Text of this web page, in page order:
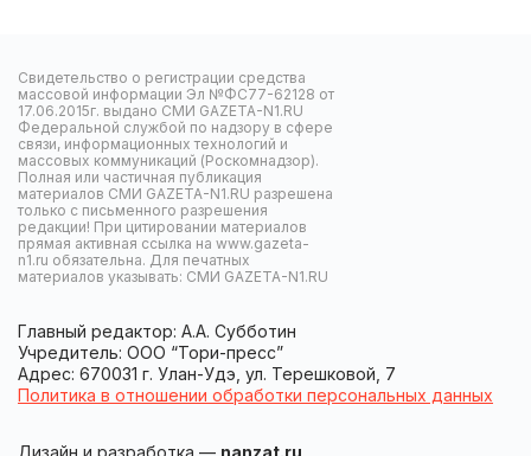
Свидетельство о регистрации средства
массовой информации Эл №ФС77-62128 от
17.06.2015г. выдано СМИ GAZETA-N1.RU
Федеральной службой по надзору в сфере
связи, информационных технологий и
массовых коммуникаций (Роскомнадзор).
Полная или частичная публикация
материалов СМИ GAZETA-N1.RU разрешена
только с письменного разрешения
редакции! При цитировании материалов
прямая активная ссылка на www.gazeta-
n1.ru обязательна. Для печатных
материалов указывать: СМИ GAZETA-N1.RU
Главный редактор: А.А. Субботин
Учредитель: ООО “Тори-пресс”
Адрес: 670031 г. Улан-Удэ, ул. Терешковой, 7
Политика в отношении обработки персональных данных